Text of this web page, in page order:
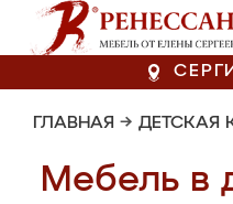
ГЛАВНАЯ → ДЕТСКАЯ
Мебель в